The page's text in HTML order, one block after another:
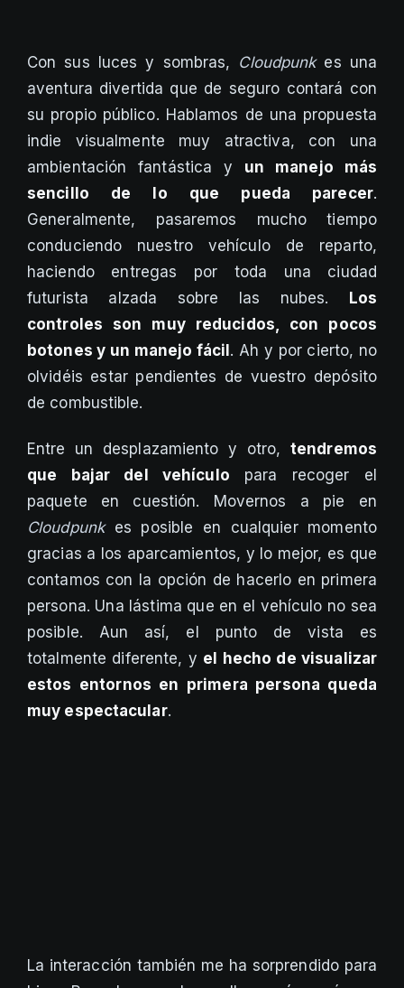
Con sus luces y sombras, Cloudpunkes una
aventura divertida que de seguro contará con
su propio público. Hablamos de una propuesta
indie visualmente muy atractiva, con una
ambientación fantástica y un manejo más
sencillo de lo que pueda parecer.
Generalmente, pasaremos mucho tiempo
conduciendo nuestro vehículo de reparto,
haciendo entregas por toda una ciudad
futurista alzada sobre las nubes.
Los
controles son muy reducidos, con pocos
botones y un manejo fácil . Ah y por cierto, no
olvidéis estar pendientes de vuestro depósito
de combustible.
Entre un desplazamiento y otro,tendremos
que bajar del vehículo para recoger el
paquete en cuestión. Movernos a pie en
Cloudpunkes posible en cualquier momento
gracias a los aparcamientos, y lo mejor, es que
contamos con la opción de hacerlo en primera
persona. Una lástima que en el vehículo no sea
posible. Aun así, el punto de vista es
totalmente diferente, y el hecho de visualizar
estos entornos en primera persona queda
muy espectacular.
La interacción también me ha sorprendido para